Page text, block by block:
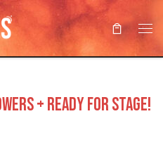
+ READY FOR STAGE!